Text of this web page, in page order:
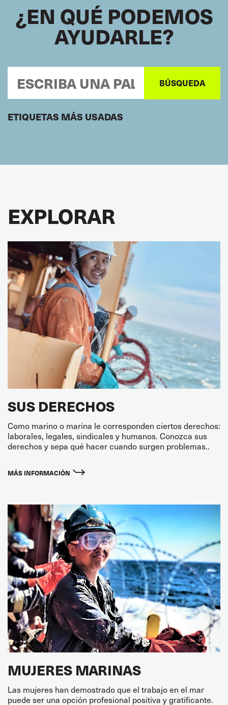
¿EN QUÉ PODEMOS
AYUDARLE?
ETIQUETAS MÁS USADAS
EXPLORAR
SUS DERECHOS
Como marino o marina le corresponden ciertos derechos:
laborales, legales, sindicales y humanos. Conozca sus
derechos y sepa qué hacer cuando surgen problemas..
MÁS INFORMACIÓN
MUJERES MARINAS
Las mujeres han demostrado que el trabajo en el mar
puede ser una opción profesional positiva y gratificante.